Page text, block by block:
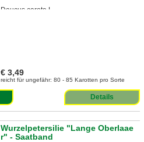
Daucus carota L.
€ 3,49
reicht für ungefähr: 80 - 85 Karotten pro Sorte
Details
Wurzelpetersilie "Lange Oberlaae
r" - Saatband